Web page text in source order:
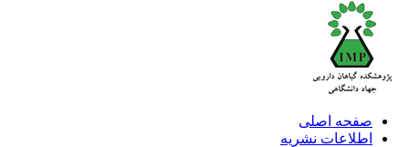
صفحه اصلی
اطلاعات نشریه